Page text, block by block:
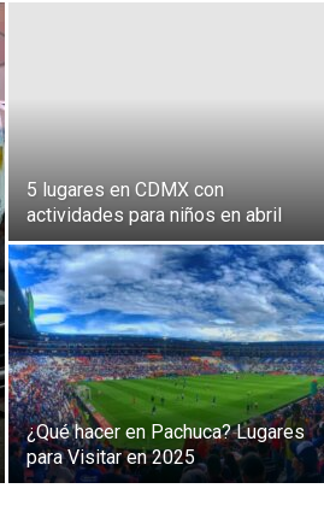
5 lugares en CDMX con
actividades para niños en abril
¿Qué hacer en Pachuca? Lugares
para Visitar en 2025